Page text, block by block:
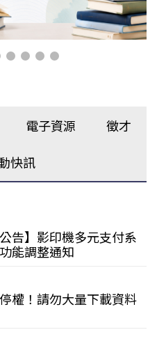
電子資源 徵才
快訊
公告】影印機多元支付系
能調整通知
權！請勿大量下載資料